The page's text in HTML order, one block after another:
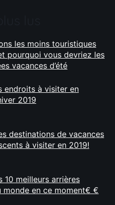
les moins touristiques
pourquoi vous devriez les
vacances d’été
endroits à visiter en
2019
destinations de vacances
à visiter en 2019!
10 meilleurs arrières
monde en ce moment€ €